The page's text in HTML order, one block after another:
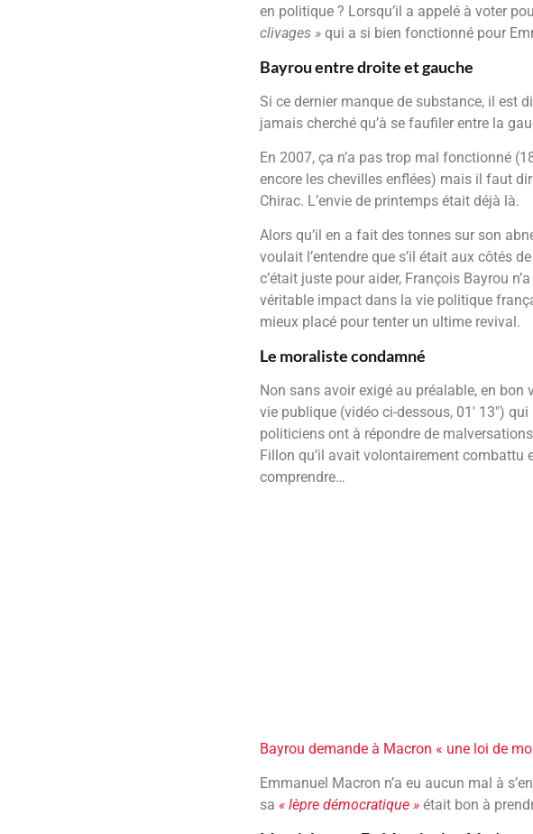
en politique ? Lorsqu’il a appelé à voter
clivages » qui a si bien fonctionné pour
Bayrou entre droite et gauche
Si ce dernier manque de substance, il est
jamais cherché qu’à se faufiler entre la
En 2007, ça n’a pas trop mal fonctionné
encore les chevilles enflées) mais il faut
Chirac. L’envie de printemps était déjà là.
Alors qu’il en a fait des tonnes sur son
voulait l’entendre que s’il était aux côtés
c’était juste pour aider, François Bayrou
véritable impact dans la vie politique
mieux placé pour tenter un ultime revival.
Le moraliste condamné
Non sans avoir exigé au préalable, en bon
vie publique (vidéo ci-dessous, 01′ 13″)
politiciens ont à répondre de
Fillon qu’il avait volontairement combattu
comprendre…
Bayrou demande à Macron « une loi de
Emmanuel Macron n’a eu aucun mal à
sa « lèpre démocratique » était bon à